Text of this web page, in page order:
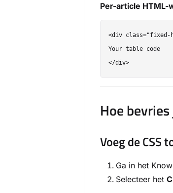
Per-article HTML-
<div class="fixed-
Your table code
Hoe
Voeg de CSS
Ga in het
Selecteer het